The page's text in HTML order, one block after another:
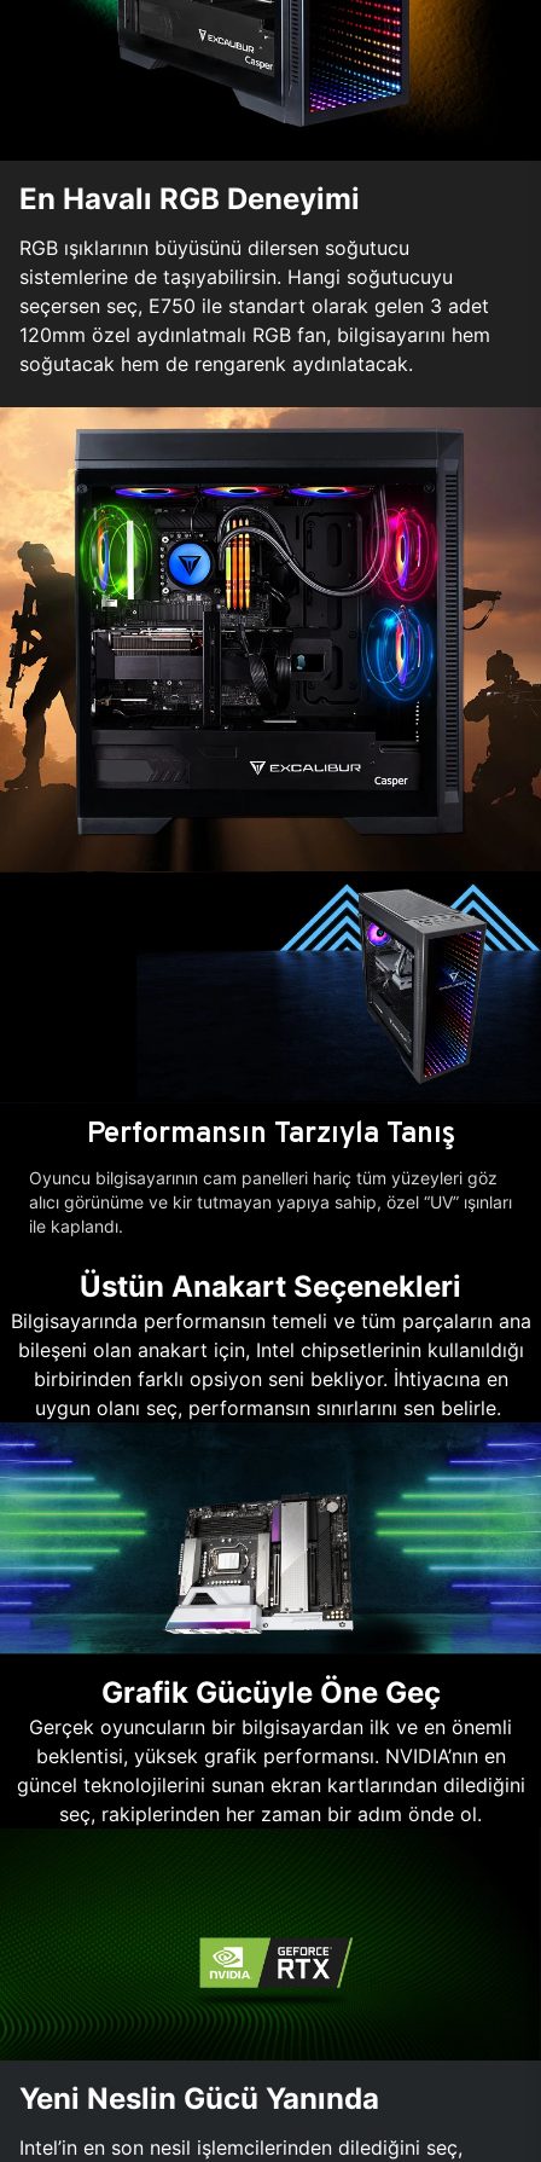
En Havalı RGB Deneyimi
RGB ışıklarının büyüsünü dilersen soğutucu
sistemlerine de taşıyabilirsin. Hangi soğutucuyu
seçersen seç, E750 ile standart olarak gelen 3 adet
120mm özel aydınlatmalı RGB fan, bilgisayarını hem
soğutacak hem de rengarenk aydınlatacak.
Performansın Tarzıyla Tanış
Oyuncu bilgisayarının cam panelleri hariç tüm yüzeyleri göz
alıcı görünüme ve kir tutmayan yapıya sahip, özel “UV” ışınları
ile kaplandı.
Üstün Anakart Seçenekleri
Bilgisayarında performansın temeli ve tüm parçaların ana
bileşeni olan anakart için, Intel chipsetlerinin kullanıldığı
birbirinden farklı opsiyon seni bekliyor. İhtiyacına en
uygun olanı seç, performansın sınırlarını sen belirle.
Grafik Gücüyle Öne Geç
Gerçek oyuncuların bir bilgisayardan ilk ve en önemli
beklentisi, yüksek grafik performansı. NVIDIA’nın en
güncel teknolojilerini sunan ekran kartlarından dilediğini
seç, rakiplerinden her zaman bir adım önde ol.
Yeni Neslin Gücü Yanında
Intel’in en son nesil işlemcilerinden dilediğini seç,